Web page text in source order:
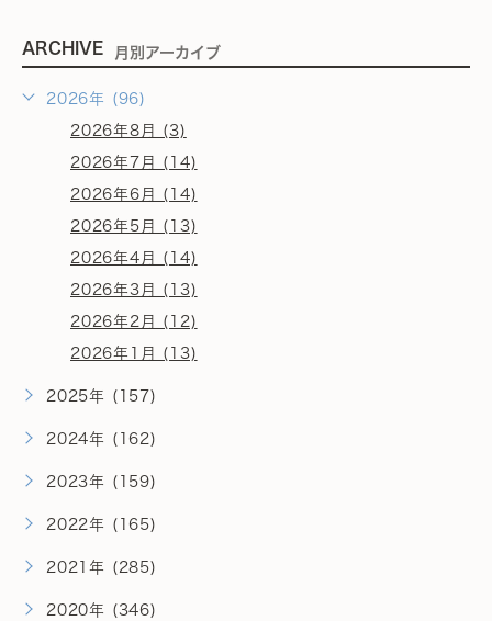
ARCHIVE 月別アーカイブ
2026年 (96)
2026年8月 (3)
2026年7月 (14)
2026年6月 (14)
2026年5月 (13)
2026年4月 (14)
2026年3月 (13)
2026年2月 (12)
2026年1月 (13)
2025年 (157)
2024年 (162)
2023年 (159)
2022年 (165)
2021年 (285)
2020年 (346)